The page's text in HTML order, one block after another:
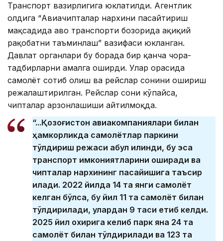
Транспорт вазирлигига юклатилди. Агентлик
олдига “Авиачипталар нархини пасайтириш
мақсадида ҳаво транспорти бозорида ҳақиқий
рақобатни таъминлаш” вазифаси юкланган.
Давлат органлари бу борада бир қанча чора-
тадбирларни амалга оширди. Улар орасида
самолёт сотиб олиш ва рейслар сонини ошириш
режалаштирилган. Рейслар сони кўпайса,
чипталар арзонлашиши айтилмоқда.
“...Қозоғистон авиакомпаниялари билан
ҳамкорликда самолётлар паркини
тўлдириш режаси қабул қилинди, бу эса
транспорт имкониятларини оширади ва
чипталар нархининг пасайишига таъсир
қилади. 2022 йилда 14 та янги самолёт
келган бўлса, бу йил 11 та самолёт билан
тўлдирилади, улардан 9 таси етиб келди.
2025 йил охирига келиб парк яна 24 та
самолёт билан тўлдирилади ва 123 та